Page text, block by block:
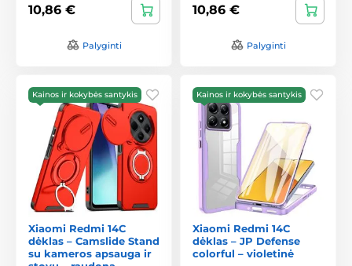
10,86 €
Palyginti
10,86 €
Palyginti
Kainos ir kokybės santykis
Xiaomi Redmi 14C
dėklas – Camslide Stand
su kameros apsauga ir
Kainos ir kokybės santykis
Xiaomi Redmi 14C
dėklas – JP Defense
colorful – violetinė